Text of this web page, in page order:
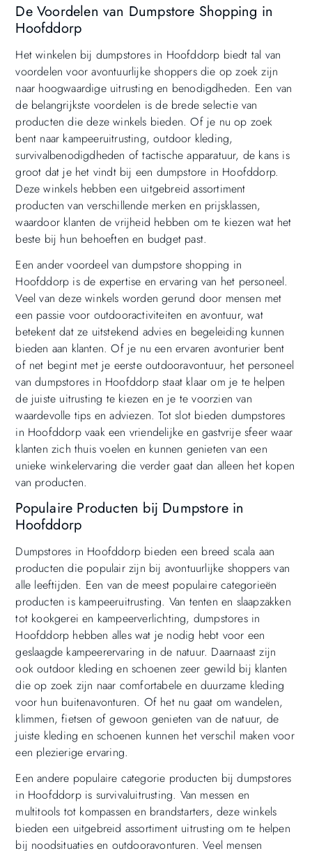
De Voordelen van Dumpstore Shopping in
Hoofddorp
Het winkelen bij dumpstores in Hoofddorp biedt tal van
voordelen voor avontuurlijke shoppers die op zoek zijn
naar hoogwaardige uitrusting en benodigdheden. Een van
de belangrijkste voordelen is de brede selectie van
producten die deze winkels bieden. Of je nu op zoek
bent naar kampeeruitrusting, outdoor kleding,
survivalbenodigdheden of tactische apparatuur, de kans is
groot dat je het vindt bij een dumpstore in Hoofddorp.
Deze winkels hebben een uitgebreid assortiment
producten van verschillende merken en prijsklassen,
waardoor klanten de vrijheid hebben om te kiezen wat het
beste bij hun behoeften en budget past.
Een ander voordeel van dumpstore shopping in
Hoofddorp is de expertise en ervaring van het personeel.
Veel van deze winkels worden gerund door mensen met
een passie voor outdooractiviteiten en avontuur, wat
betekent dat ze uitstekend advies en begeleiding kunnen
bieden aan klanten. Of je nu een ervaren avonturier bent
of net begint met je eerste outdooravontuur, het personeel
van dumpstores in Hoofddorp staat klaar om je te helpen
de juiste uitrusting te kiezen en je te voorzien van
waardevolle tips en adviezen. Tot slot bieden dumpstores
in Hoofddorp vaak een vriendelijke en gastvrije sfeer waar
klanten zich thuis voelen en kunnen genieten van een
unieke winkelervaring die verder gaat dan alleen het kopen
van producten.
Populaire Producten bij Dumpstore in
Hoofddorp
Dumpstores in Hoofddorp bieden een breed scala aan
producten die populair zijn bij avontuurlijke shoppers van
alle leeftijden. Een van de meest populaire categorieën
producten is kampeeruitrusting. Van tenten en slaapzakken
tot kookgerei en kampeerverlichting, dumpstores in
Hoofddorp hebben alles wat je nodig hebt voor een
geslaagde kampeerervaring in de natuur. Daarnaast zijn
ook outdoor kleding en schoenen zeer gewild bij klanten
die op zoek zijn naar comfortabele en duurzame kleding
voor hun buitenavonturen. Of het nu gaat om wandelen,
klimmen, fietsen of gewoon genieten van de natuur, de
juiste kleding en schoenen kunnen het verschil maken voor
een plezierige ervaring.
Een andere populaire categorie producten bij dumpstores
in Hoofddorp is survivaluitrusting. Van messen en
multitools tot kompassen en brandstarters, deze winkels
bieden een uitgebreid assortiment uitrusting om te helpen
bij noodsituaties en outdooravonturen. Veel mensen